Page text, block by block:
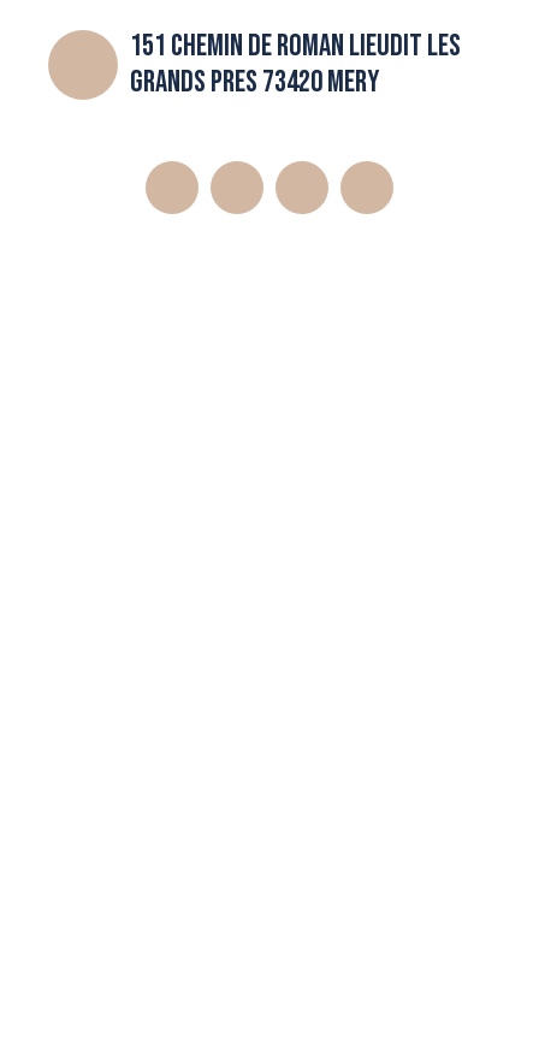
151 CHEMIN DE ROMAN LIEUDIT LES
GRANDS PRES 73420 MERY